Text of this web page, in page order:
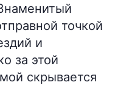
точкой
и
за этой
скрывается